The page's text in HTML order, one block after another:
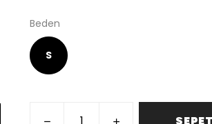
Beden
S